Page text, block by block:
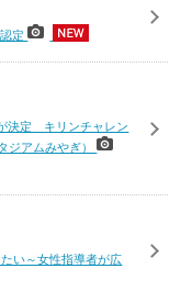
認定
決定 キリンチャレン
ジアムみやぎ）
い～女性指導者が広